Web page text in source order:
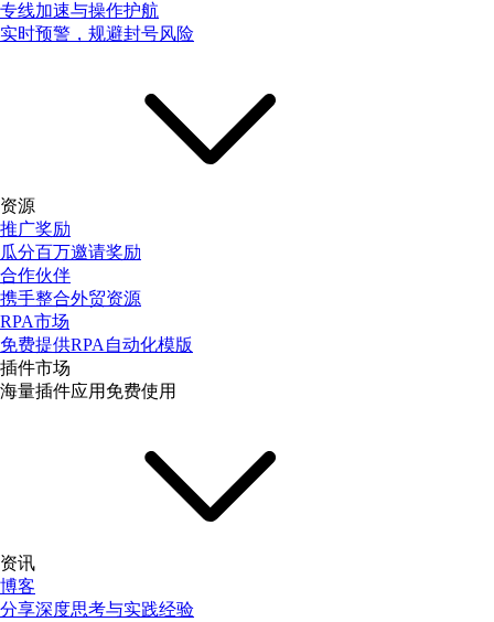
专线加速与操作护航
实时预警，规避封号风险
资源
推广奖励
瓜分百万邀请奖励
合作伙伴
携手整合外贸资源
RPA市场
免费提供RPA自动化模版
插件市场
海量插件应用免费使用
资讯
博客
分享深度思考与实践经验